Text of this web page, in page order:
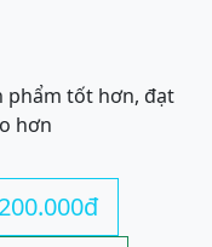
phẩm tốt hơn, đạt
hơn
200.000đ